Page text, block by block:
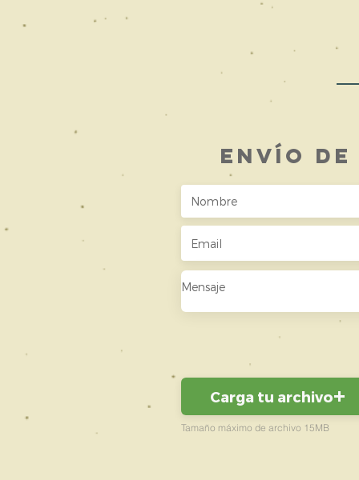
ENVÍO
Carga tu archivo
Tamaño máximo de archivo 15MB